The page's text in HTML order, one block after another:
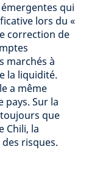
qui
lors du «
correction de
marchés à
la liquidité.
a même
pays. Sur la
que
Chili, la
risques.